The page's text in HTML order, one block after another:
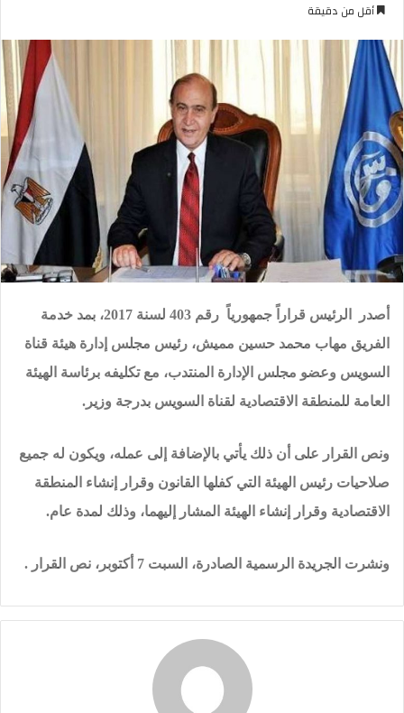
أقل من دقيقة
أصدر الرئيس قراراً جمهورياً رقم 403 لسنة 2017، بمد خدمة
الفريق مهاب محمد حسين مميش، رئيس مجلس إدارة هيئة قناة
السويس وعضو مجلس الإدارة المنتدب، مع تكليفه برئاسة الهيئة
العامة للمنطقة الاقتصادية لقناة السويس بدرجة وزير.
ونص القرار على أن ذلك يأتي بالإضافة إلى عمله، ويكون له جميع
صلاحيات رئيس الهيئة التي كفلها القانون وقرار إنشاء المنطقة
الاقتصادية وقرار إنشاء الهيئة المشار إليهما، وذلك لمدة عام.
ونشرت الجريدة الرسمية الصادرة، السبت 7 أكتوبر، نص القرار .